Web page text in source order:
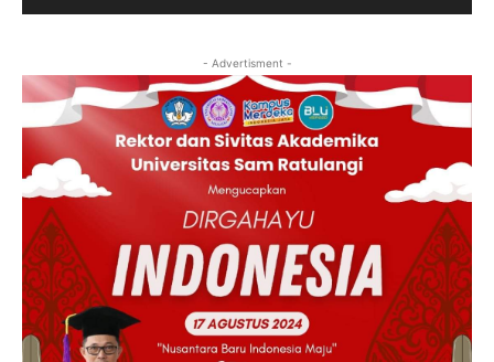
- Advertisment -